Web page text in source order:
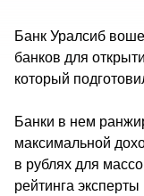
Банк Уралсиб
банков для
который
Банки в нем
максимальной
в рублях для
рейтинга